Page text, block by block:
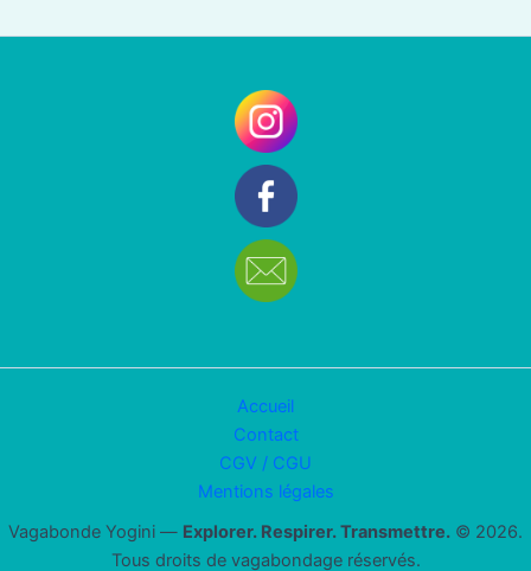
Accueil
Contact
CGV / CGU
Mentions légales
Vagabonde Yogini — Explorer. Respirer. Transmettre. © 2026.
Tous droits de vagabondage réservés.